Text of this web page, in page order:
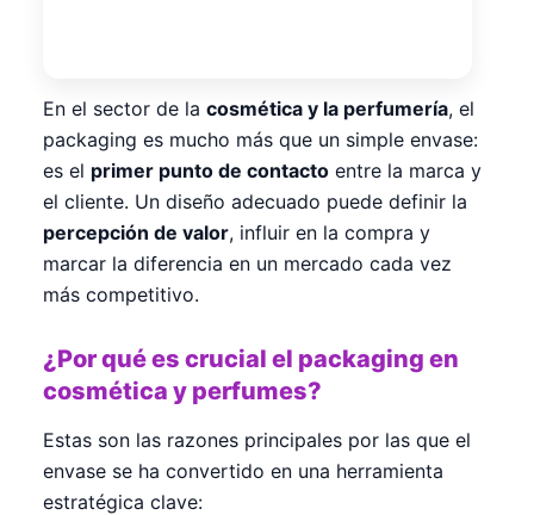
En el sector de la cosmética y la perfumería, el
packaging es mucho más que un simple envase:
es el primer punto de contacto entre la marca y
el cliente. Un diseño adecuado puede definir la
percepción de valor, influir en la compra y
marcar la diferencia en un mercado cada vez
más competitivo.
¿Por qué es crucial el packaging en
cosmética y perfumes?
Estas son las razones principales por las que el
envase se ha convertido en una herramienta
estratégica clave: